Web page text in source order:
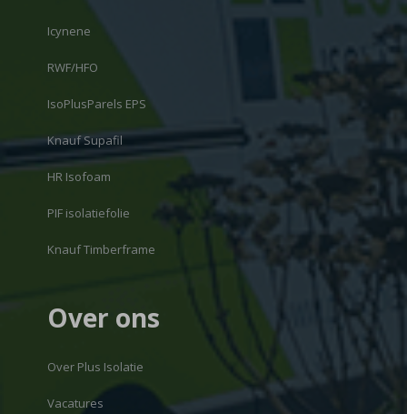
Icynene
RWF/HFO
IsoPlusParels EPS
Knauf Supafil
HR Isofoam
PIF isolatiefolie
Knauf Timberframe
Over ons
Over Plus Isolatie
Vacatures